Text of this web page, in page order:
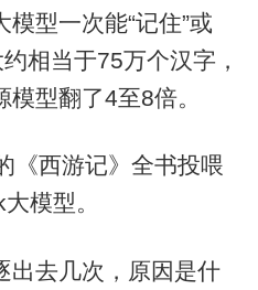
型一次能“记住”或
相当于75万个汉字，
型翻了4至8倍。
西游记》全书投喂
模型。
去几次，原因是什